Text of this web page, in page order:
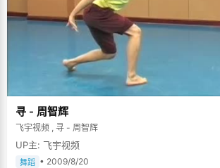
寻 - 周智辉
飞宇视频 , 寻 - 周智辉
UP主: 飞宇视频
舞蹈 • 2009/8/20